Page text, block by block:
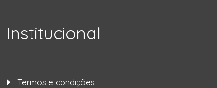
Institucional
Termos e condições